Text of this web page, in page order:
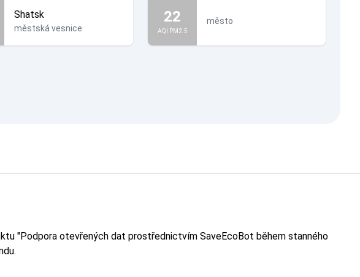
Shatsk
městská vesnice
22
AQI PM2.5
město
"Podpora otevřených dat prostřednictvím SaveEcoBot během stanného